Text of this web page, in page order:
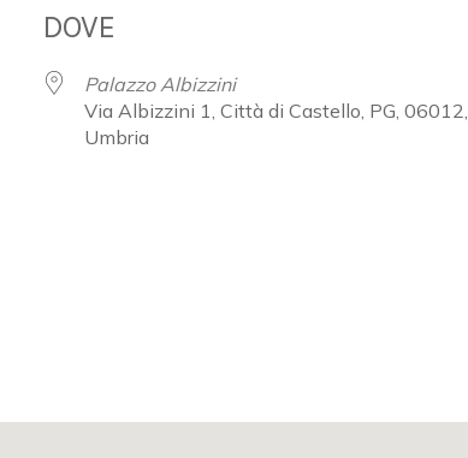
DOVE
Palazzo Albizzini
Via Albizzini 1, Città di Castello, PG, 06012,
Umbria